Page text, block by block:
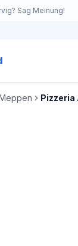
Sag Meinung!
Pizzeria